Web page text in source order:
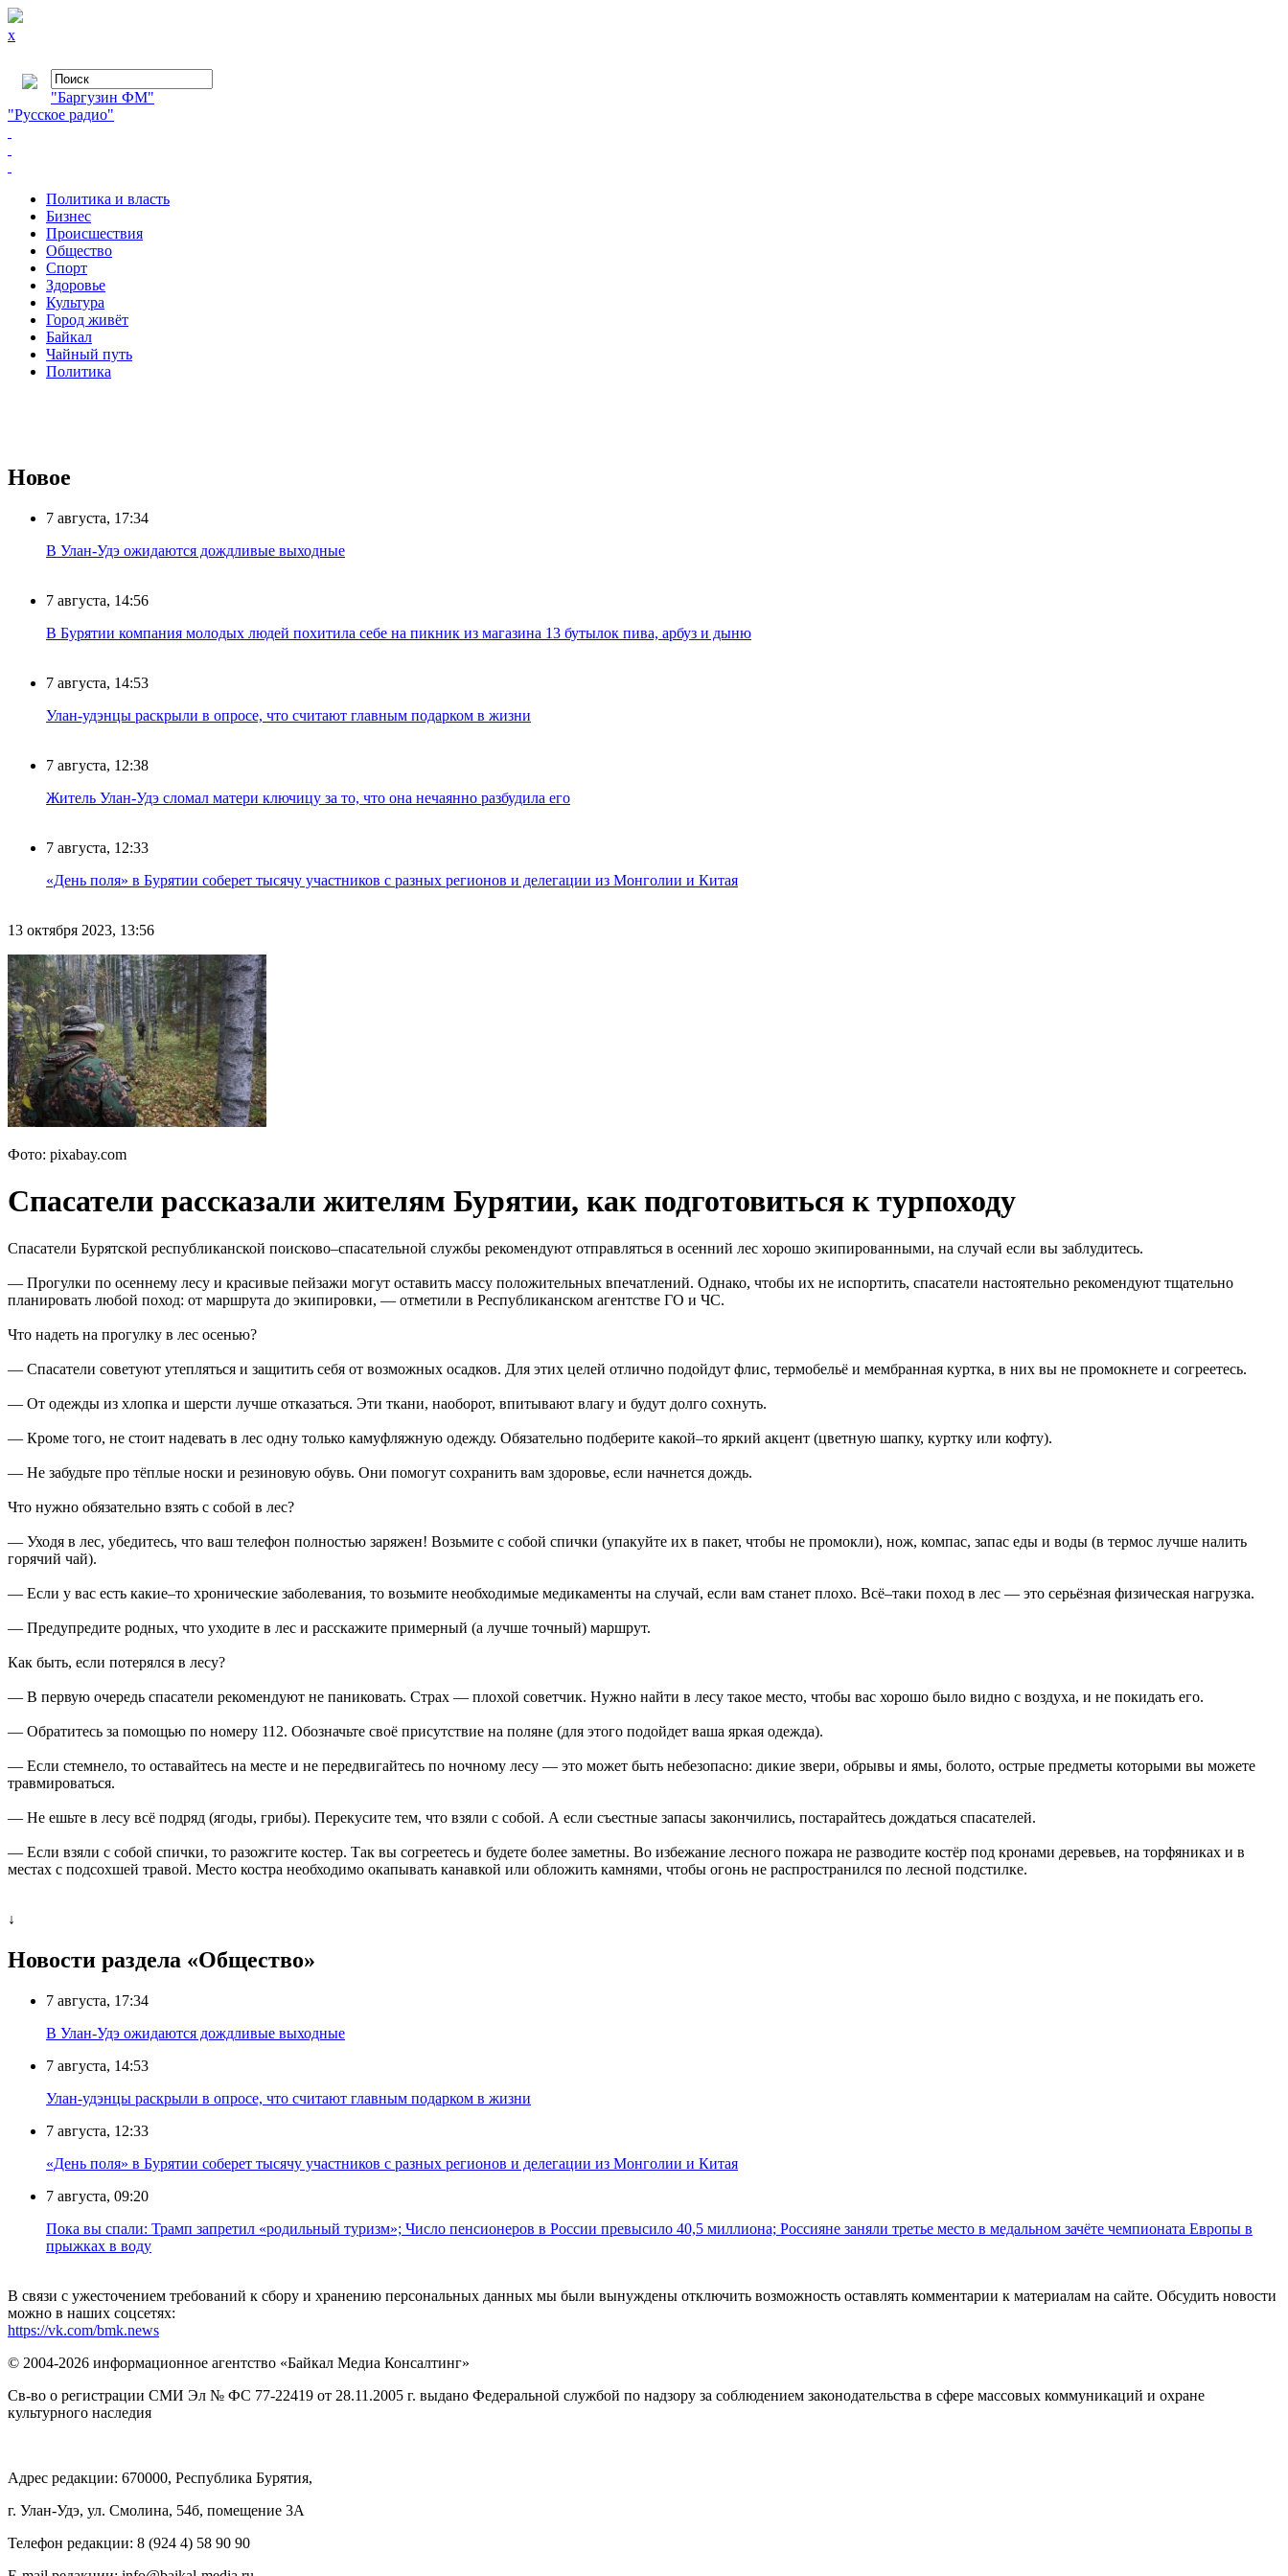
x
"Баргузин ФМ"
"Русское радио"
Политика и власть
Бизнес
Происшествия
Общество
Cпорт
Здоровье
Культура
Город живёт
Байкал
Чайный путь
Политика
Новое
7 августа, 17:34
В Улан-Удэ ожидаются дождливые выходные
7 августа, 14:56
В Бурятии компания молодых людей похитила себе на пикник из магазина 13 бутылок пива, арбуз и дыню
7 августа, 14:53
Улан-удэнцы раскрыли в опросе, что считают главным подарком в жизни
7 августа, 12:38
Житель Улан-Удэ сломал матери ключицу за то, что она нечаянно разбудила его
7 августа, 12:33
«День поля» в Бурятии соберет тысячу участников с разных регионов и делегации из Монголии и Китая
13 октября 2023, 13:56
Фото: pixabay.com
Спасатели рассказали жителям Бурятии, как подготовиться к турпоходу
Спасатели Бурятской республиканской поисково–спасательной службы рекомендуют отправляться в осенний лес хорошо экипированными, на случай если вы заблудитесь.
— Прогулки по осеннему лесу и красивые пейзажи могут оставить массу положительных впечатлений. Однако, чтобы их не испортить, спасатели настоятельно рекомендуют тщательно
планировать любой поход: от маршрута до экипировки, — отметили в Республиканском агентстве ГО и ЧС.
Что надеть на прогулку в лес осенью?
— Спасатели советуют утепляться и защитить себя от возможных осадков. Для этих целей отлично подойдут флис, термобельё и мембранная куртка, в них вы не промокнете и согреетесь.
— От одежды из хлопка и шерсти лучше отказаться. Эти ткани, наоборот, впитывают влагу и будут долго сохнуть.
— Кроме того, не стоит надевать в лес одну только камуфляжную одежду. Обязательно подберите какой–то яркий акцент (цветную шапку, куртку или кофту).
— Не забудьте про тёплые носки и резиновую обувь. Они помогут сохранить вам здоровье, если начнется дождь.
Что нужно обязательно взять с собой в лес?
— Уходя в лес, убедитесь, что ваш телефон полностью заряжен! Возьмите с собой спички (упакуйте их в пакет, чтобы не промокли), нож, компас, запас еды и воды (в термос лучше налить
горячий чай).
— Если у вас есть какие–то хронические заболевания, то возьмите необходимые медикаменты на случай, если вам станет плохо. Всё–таки поход в лес — это серьёзная физическая нагрузка.
— Предупредите родных, что уходите в лес и расскажите примерный (а лучше точный) маршрут.
Как быть, если потерялся в лесу?
— В первую очередь спасатели рекомендуют не паниковать. Страх — плохой советчик. Нужно найти в лесу такое место, чтобы вас хорошо было видно с воздуха, и не покидать его.
— Обратитесь за помощью по номеру 112. Обозначьте своё присутствие на поляне (для этого подойдет ваша яркая одежда).
— Если стемнело, то оставайтесь на месте и не передвигайтесь по ночному лесу — это может быть небезопасно: дикие звери, обрывы и ямы, болото, острые предметы которыми вы можете
травмироваться.
— Не ешьте в лесу всё подряд (ягоды, грибы). Перекусите тем, что взяли с собой. А если съестные запасы закончились, постарайтесь дождаться спасателей.
— Если взяли с собой спички, то разожгите костер. Так вы согреетесь и будете более заметны. Во избежание лесного пожара не разводите костёр под кронами деревьев, на торфяниках и в
местах с подсохшей травой. Место костра необходимо окапывать канавкой или обложить камнями, чтобы огонь не распространился по лесной подстилке.
↓
Новости раздела «Общество»
7 августа, 17:34
В Улан-Удэ ожидаются дождливые выходные
7 августа, 14:53
Улан-удэнцы раскрыли в опросе, что считают главным подарком в жизни
7 августа, 12:33
«День поля» в Бурятии соберет тысячу участников с разных регионов и делегации из Монголии и Китая
7 августа, 09:20
Пока вы спали: Трамп запретил «родильный туризм»; Число пенсионеров в России превысило 40,5 миллиона; Россияне заняли третье место в медальном зачёте чемпионата Европы в
прыжках в воду
В связи с ужесточением требований к сбору и хранению персональных данных мы были вынуждены отключить возможность оставлять комментарии к материалам на сайте. Обсудить новости
можно в наших соцсетях:
https://vk.com/bmk.news
© 2004-2026 информационное агентство «Байкал Медиа Консалтинг»
Св-во о регистрации СМИ Эл № ФС 77-22419 от 28.11.2005 г. выдано Федеральной службой по надзору за соблюдением законодательства в сфере массовых коммуникаций и охране
культурного наследия
Адрес редакции: 670000, Республика Бурятия,
г. Улан-Удэ, ул. Смолина, 54б, помещение 3А
Телефон редакции: ‎‎8 (924 4) 58 90 90